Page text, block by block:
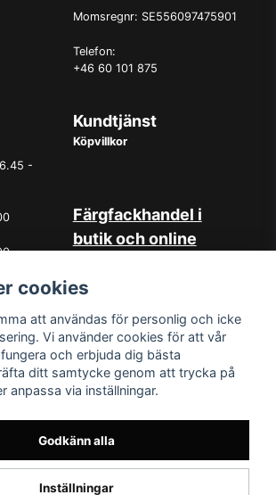
Momsregnr: SE556097475901
Telefon:
+46 60 101 875
-
Kundtjänst
Köpvillkor
Färgfackhandel i
butik och online
det sedan starten 1965 varit
kundservice. Du kan känna dig
trygg med köp hos oss
oavsett om det är i butiken i
Sundsvall eller online. Det går
lika bra att kontakta oss via
mail eller per telefon. Vår butik
med generösa öppettider har
funnits i över 50år.
cookies
att användas för personlig och icke
Vi använder cookies för att vår
och erbjuda dig bästa
ditt samtycke genom att trycka på
anpassa via inställningar.
Godkänn alla
Inställningar